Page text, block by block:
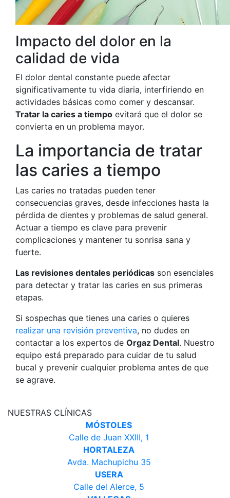
Impacto del dolor en la
calidad de vida
El dolor dental constante puede afectar
significativamente tu vida diaria, interfiriendo en
actividades básicas como comer y descansar.
Tratar la caries a tiempo evitará que el dolor se
convierta en un problema mayor.
La importancia de tratar
las caries a tiempo
Las caries no tratadas pueden tener
consecuencias graves, desde infecciones hasta la
pérdida de dientes y problemas de salud general.
Actuar a tiempo es clave para prevenir
complicaciones y mantener tu sonrisa sana y
fuerte.
Las revisiones dentales periódicas son esenciales
para detectar y tratar las caries en sus primeras
etapas.
Si sospechas que tienes una caries o quieres
realizar una revisión preventiva, no dudes en
contactar a los expertos de Orgaz Dental. Nuestro
equipo está preparado para cuidar de tu salud
bucal y prevenir cualquier problema antes de que
se agrave.
NUESTRAS CLÍNICAS
MÓSTOLES
Calle de Juan XXIII, 1
HORTALEZA
Avda. Machupichu 35
USERA
Calle del Alerce, 5